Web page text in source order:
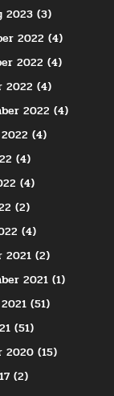
2023 (3)
2022 (4)
2022 (4)
2022 (4)
2022 (4)
(4)
(4)
(4)
(2)
(4)
2021 (2)
2021 (1)
(51)
(51)
2020 (15)
(2)